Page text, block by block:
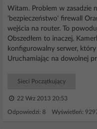
Witam. Problem w zasadzie
'bezpieczeństwo' firewall
wejścia na router. To
Obszedłem to inaczej.
konfigurowalny serwer, który
Uruchamiając na dowolnej
Sieci Początkujący
22 Wrz 2013 20:53
Odpowiedzi: 8 Wyświetleń: